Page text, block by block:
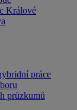
Králové
práce
průzkumů